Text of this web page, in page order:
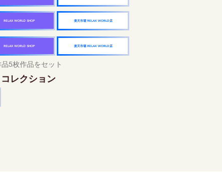
楽天市場 RELAX WORLD店
RELAX WORLD SHOP
楽天市場 RELAX WORLD店
RELAX WORLD SHOP
5枚作品をセット
レクション